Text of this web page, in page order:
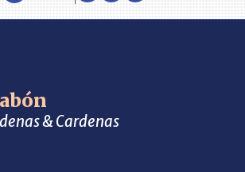
& Cardenas